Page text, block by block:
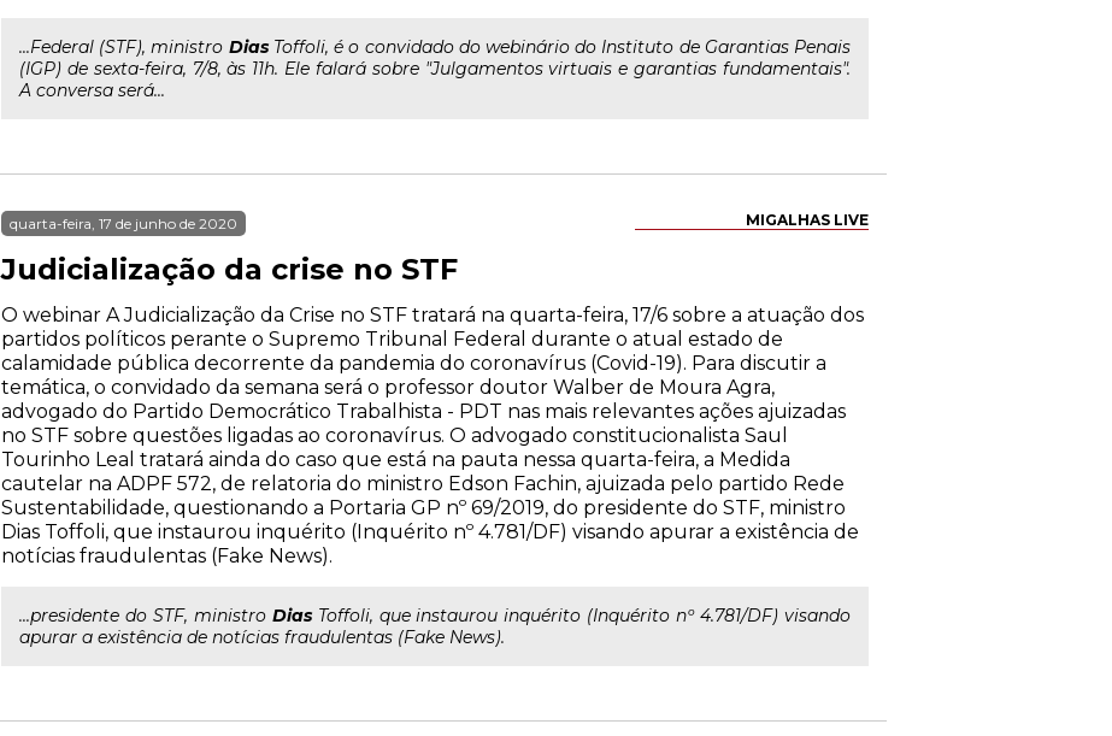
...Federal (STF), ministro DiasToffoli, é o convidado do webinário do Instituto de Garantias Penais
(IGP) de sexta-feira, 7/8, às 11h. Ele falará sobre "Julgamentos virtuais e garantias fundamentais".
A conversa será...
MIGALHAS LIVE
quarta-feira, 17 de junho de 2020
Judicialização da crise no STF
O webinar A Judicialização da Crise no STF tratará na quarta-feira, 17/6 sobre a atuação dos
partidos políticos perante o Supremo Tribunal Federal durante o atual estado de
calamidade pública decorrente da pandemia do coronavírus (Covid-19). Para discutir a
temática, o convidado da semana será o professor doutor Walber de Moura Agra,
advogado do Partido Democrático Trabalhista - PDT nas mais relevantes ações ajuizadas
no STF sobre questões ligadas ao coronavírus. O advogado constitucionalista Saul
Tourinho Leal tratará ainda do caso que está na pauta nessa quarta-feira, a Medida
cautelar na ADPF 572, de relatoria do ministro Edson Fachin, ajuizada pelo partido Rede
Sustentabilidade, questionando a Portaria GP nº 69/2019, do presidente do STF, ministro
Dias Toffoli, que instaurou inquérito (Inquérito nº 4.781/DF) visando apurar a existência de
notícias fraudulentas (Fake News).
...presidente do STF, ministro DiasToffoli, que instaurou inquérito (Inquérito nº 4.781/DF) visando
apurar a existência de notícias fraudulentas (Fake News).